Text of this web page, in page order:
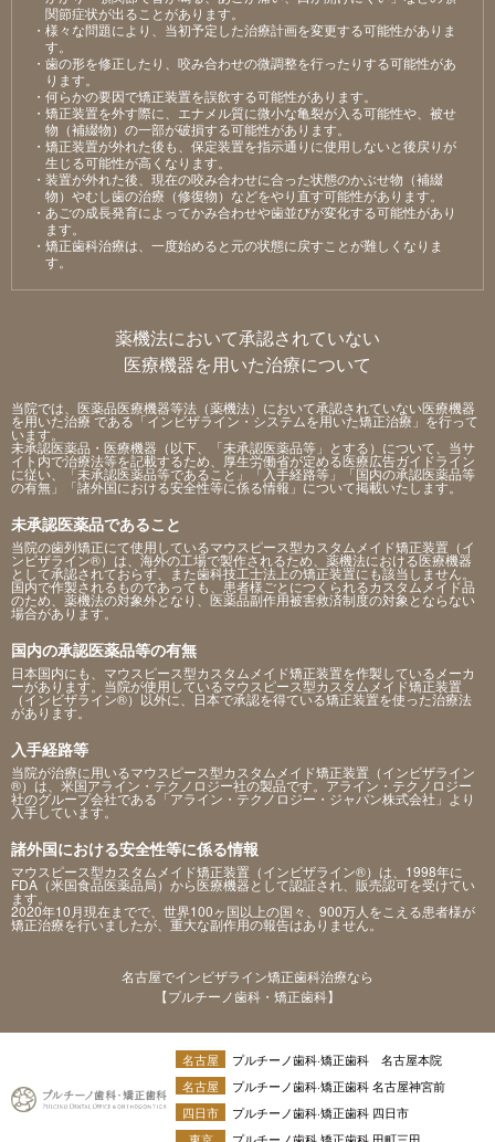
関節症状が出ることがあります。
・様々な問題により、当初予定した治療計画を変更する可能性がありま
す。
・⻭の形を修正したり、咬み合わせの微調整を⾏ったりする可能性があ
ります。
・何らかの要因で矯正装置を誤飲する可能性があります。
・矯正装置を外す際に、エナメル質に微⼩な⻲裂が⼊る可能性や、被せ
物（補綴物）の⼀部が破損する可能性があります。
・矯正装置が外れた後も、保定装置を指⽰通りに使⽤しないと後戻りが
⽣じる可能性が⾼くなります。
・装置が外れた後、現在の咬み合わせに合った状態のかぶせ物（補綴
物）やむし⻭の治療（修復物）などをやり直す可能性があります。
・あごの成⻑発育によってかみ合わせや⻭並びが変化する可能性があり
ます。
・矯正⻭科治療は、⼀度始めると元の状態に戻すことが難しくなりま
す。
薬機法において承認されていない
医療機器を用いた治療について
当院では、医薬品医療機器等法（薬機法）において承認されていない医療機器
を用いた治療 である「インビザライン・システムを用いた矯正治療」を行って
います。
未承認医薬品・医療機器（以下、「未承認医薬品等」とする）について、当サ
イト内で治療法等を記載するため、厚生労働省が定める医療広告ガイドライン
に従い、「未承認医薬品等であること」「入手経路等」「国内の承認医薬品等
の有無」「諸外国における安全性等に係る情報」について掲載いたします。
未承認医薬品であること
当院の歯列矯正にて使用しているマウスピース型カスタムメイド矯正装置（イ
ンビザライン®）は、海外の工場で製作されるため、薬機法における医療機器
として承認されておらず、また歯科技工士法上の矯正装置にも該当しません。
国内で作製されるものであっても、患者様ごとにつくられるカスタムメイド品
のため、薬機法の対象外となり、医薬品副作用被害救済制度の対象とならない
場合があります。
国内の承認医薬品等の有無
日本国内にも、マウスピース型カスタムメイド矯正装置を作製しているメーカ
ーがあります。当院が使用しているマウスピース型カスタムメイド矯正装置
（インビザライン®）以外に、日本で承認を得ている矯正装置を使った治療法
があります。
入手経路等
当院が治療に用いるマウスピース型カスタムメイド矯正装置（インビザライン
®）は、米国アライン・テクノロジー社の製品です。アライン・テクノロジー
社のグループ会社である「アライン・テクノロジー・ジャパン株式会社」より
入手しています。
諸外国における安全性等に係る情報
マウスピース型カスタムメイド矯正装置（インビザライン®）は、1998年に
FDA（米国食品医薬品局）から医療機器として認証され、販売認可を受けてい
ます。
2020年10月現在までで、世界100ヶ国以上の国々、900万人をこえる患者様が
矯正治療を行いましたが、重大な副作用の報告はありません。
名古屋でインビザライン矯正歯科治療なら
【プルチーノ歯科・矯正歯科】
名古屋
プルチーノ歯科·矯正歯科 名古屋本院
名古屋
プルチーノ歯科·矯正歯科 名古屋神宮前
四日市
プルチーノ歯科·矯正歯科 四日市